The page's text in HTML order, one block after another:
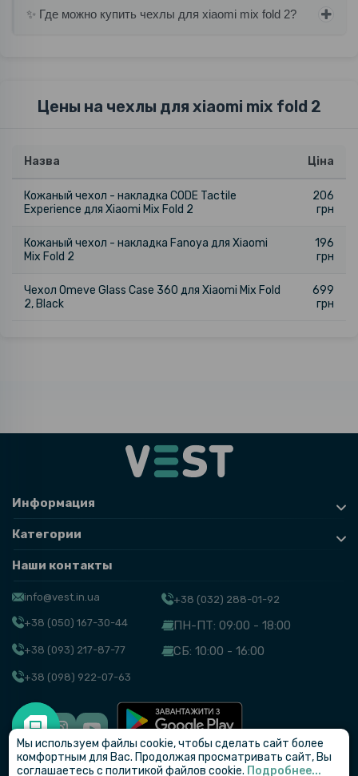
✨ Где можно купить чехлы для xiaomi mix fold 2?
Цены на чехлы для xiaomi mix fold 2
Назва Ціна
Кожаный чехол - накладка CODE Tactile
Experience для Xiaomi Mix Fold 2
206
грн
Кожаный чехол - накладка Fanoya для Xiaomi
Mix Fold 2
196
грн
Чехол Omeve Glass Case 360 для Xiaomi Mix Fold
2, Black
699
грн
Информация
Категории
Наши контакты
info@vest.in.ua
+38 (050) 167-30-44
+38 (093) 217-87-77
+38 (098) 922-07-63
+38 (032) 288-01-92
ПН-ПТ: 09:00 - 18:00
СБ: 10:00 - 16:00
© VEST
Мы используем файлы cookie, чтобы сделать сайт более
комфортным для Вас. Продолжая просматривать сайт, Вы
соглашаетесь с политикой файлов cookie. Подробнее...